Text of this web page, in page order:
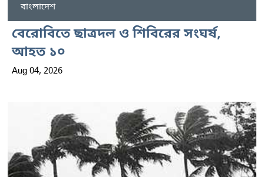
বাংলাদেশ
বেরোবিতে ছাত্রদল ও শিবিরের সংঘর্ষ,
আহত ১০
Aug 04, 2026